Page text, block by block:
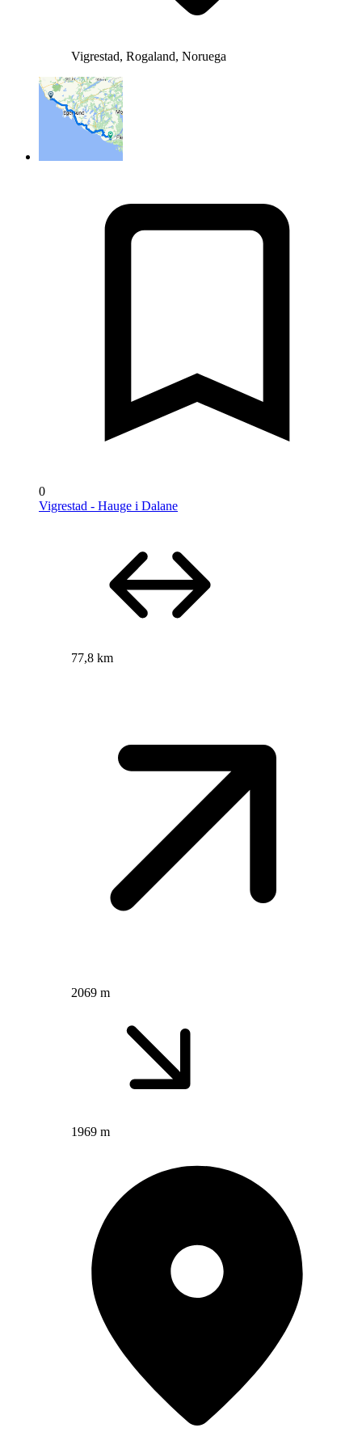
Vigrestad, Rogaland, Noruega
0
Vigrestad - Hauge i Dalane
77,8 km
2069 m
1969 m